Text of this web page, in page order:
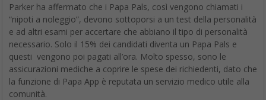
Parker ha affermato che i Papa Pals, così vengono chiamati i
“nipoti a noleggio”, devono sottoporsi a un test della personalità
e ad altri esami per accertare che abbiano il tipo di personalità
necessario. Solo il 15% dei candidati diventa un Papa Pals e
questi vengono poi pagati all’ora. Molto spesso, sono le
assicurazioni mediche a coprire le spese dei richiedenti, dato che
la funzione di Papa App è reputata un servizio medico utile alla
comunità.